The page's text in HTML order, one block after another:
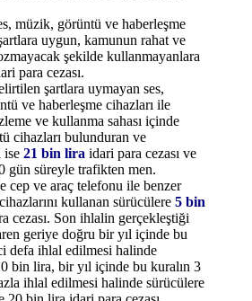
müzik, görüntü ve haberleşme
uygun, kamunun rahat ve
şekilde kullanmayanlara
para cezası.
şartlara uymayan ses,
ve haberleşme cihazları ile
ve kullanma sahası içinde
cihazları bulunduran ve
ise21 bin lira idari para cezası ve
gün süreyle trafikten men.
cep ve araç telefonu ile benzer
kullanan sürücülere5 bin
cezası. Son ihlalin gerçekleştiği
geriye doğru bir yıl içinde bu
defa ihlal edilmesi halinde
bin lira, bir yıl içinde bu kuralın 3
ihlal edilmesi halinde sürücülere